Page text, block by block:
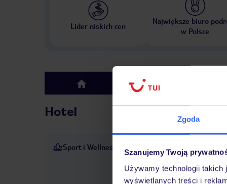
Zgoda
Szanujemy Twoją
Używamy technologii
wyświetlanych treści i
Lider niskich cen
Największe biuro
w Polsce
top Hotel
Hotel
Sport i Wellness
Odkryty basen gwarantuje
leżakami i parasolami. W